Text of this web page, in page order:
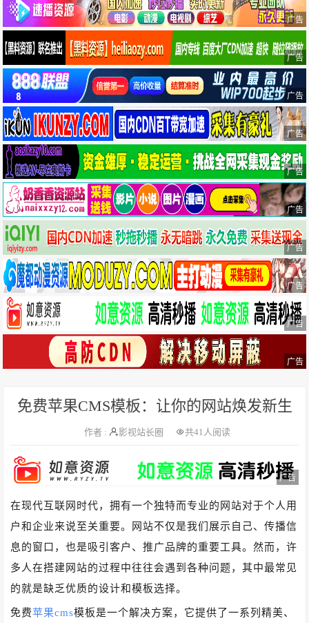
广告
广告
广告
广告
广告
广告
广告
广告
广告
广告
免费苹果CMS模板：让你的网站焕发新生
作者 : 影视站长圈 共41人阅读
广告
在现代互联网时代，拥有一个独特而专业的网站对于个人用
户和企业来说至关重要。网站不仅是我们展示自己、传播信
息的窗口，也是吸引客户、推广品牌的重要工具。然而，许
多人在搭建网站的过程中往往会遇到各种问题，其中最常见
的就是缺乏优质的设计和模板选择。
免费苹果cms模板是一个解决方案，它提供了一系列精美、